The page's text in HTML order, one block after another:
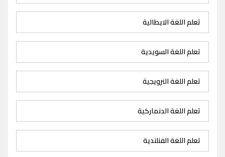
تعلم اللغة الايطالية
تعلم اللغة السويدية
تعلم اللغة النرويجية
تعلم اللغة الدنماركية
تعلم اللغة الفنلندية